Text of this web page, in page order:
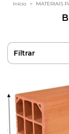
Início > MATERIAIS
Filtrar